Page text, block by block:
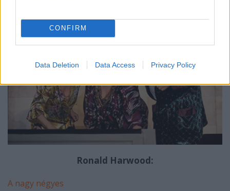
CONFIRM
Data Deletion Data Access Privacy Policy
Ronald Harwood:
A nagy négyes